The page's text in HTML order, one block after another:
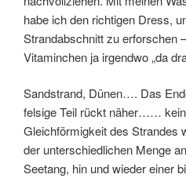
habe ich den richtigen Dress,
Strandabschnitt zu erforschen
Vitaminchen ja irgendwo „da
Sandstrand, Dünen…. Das
felsige Teil rückt näher……
Gleichförmigkeit des Strandes
der unterschiedlichen Menge
Seetang, hin und wieder einer